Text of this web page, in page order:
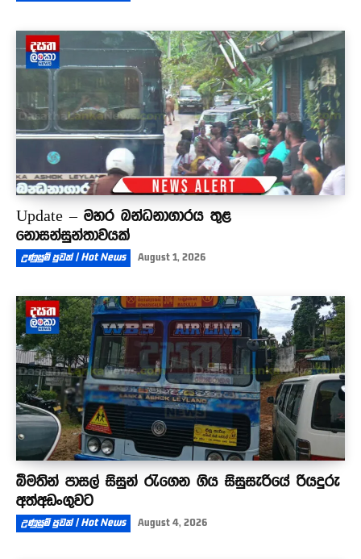
Update – මහර බන්ධනාගාරය තුළ
නොසන්සුන්තාවයක්
උණුසුම් පුවත් | Hot News August 1, 2026
බීමතින් පාසල් සිසුන් රැගෙන ගිය සිසුසැරියේ රියදුරු
අත්අඩංගුවට
උණුසුම් පුවත් | Hot News August 4, 2026